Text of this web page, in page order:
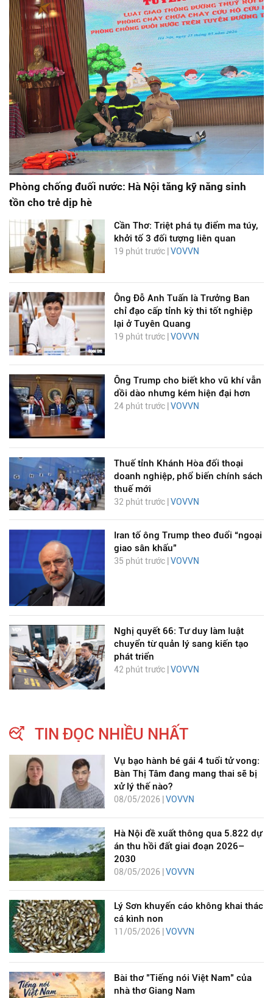
Phòng chống đuối nước: Hà Nội tăng kỹ năng sinh
tồn cho trẻ dịp hè
Cần Thơ: Triệt phá tụ điểm ma túy,
khởi tố 3 đối tượng liên quan
19 phút trước | VOVVN
Ông Đỗ Anh Tuấn là Trưởng Ban
chỉ đạo cấp tỉnh kỳ thi tốt nghiệp
lại ở Tuyên Quang
19 phút trước | VOVVN
Ông Trump cho biết kho vũ khí vẫn
dồi dào nhưng kém hiện đại hơn
24 phút trước | VOVVN
Thuế tỉnh Khánh Hòa đối thoại
doanh nghiệp, phổ biến chính sách
thuế mới
32 phút trước |VOVVN
Iran tố ông Trump theo đuổi “ngoại
giao sân khấu”
35 phút trước | VOVVN
Nghị quyết 66: Tư duy làm luật
chuyển từ quản lý sang kiến tạo
phát triển
42 phút trước |VOVVN
TIN ĐỌC NHIỀU NHẤT
Vụ bạo hành bé gái 4 tuổi tử vong:
Bàn Thị Tâm đang mang thai sẽ bị
xử lý thế nào?
08/05/2026 | VOVVN
Hà Nội đề xuất thông qua 5.822 dự
án thu hồi đất giai đoạn 2026–
2030
08/05/2026 | VOVVN
Lý Sơn khuyến cáo không khai thác
cá kình non
11/05/2026 |VOVVN
Bài thơ "Tiếng nói Việt Nam" của
nhà thơ Giang Nam